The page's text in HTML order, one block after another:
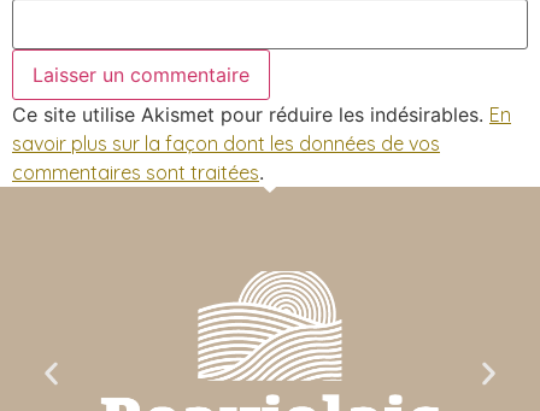
Ce site utilise Akismet pour réduire les indésirables. En
savoir plus sur la façon dont les données de vos
commentaires sont traitées.